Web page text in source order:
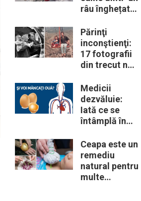
râu înghețat:
descoperă că
de fapt era un
lup
Părinţi
inconştienţi:
17 fotografii
din trecut ne
periculoase
erau unele
„obiceiuri” ale
vremii
Medicii
dezvăluie:
Iată ce se
întâmplă în
când începem
să mâncăm
câte două
ouă în fiecare
Ceapa este un
remediu
natural pentru
multe